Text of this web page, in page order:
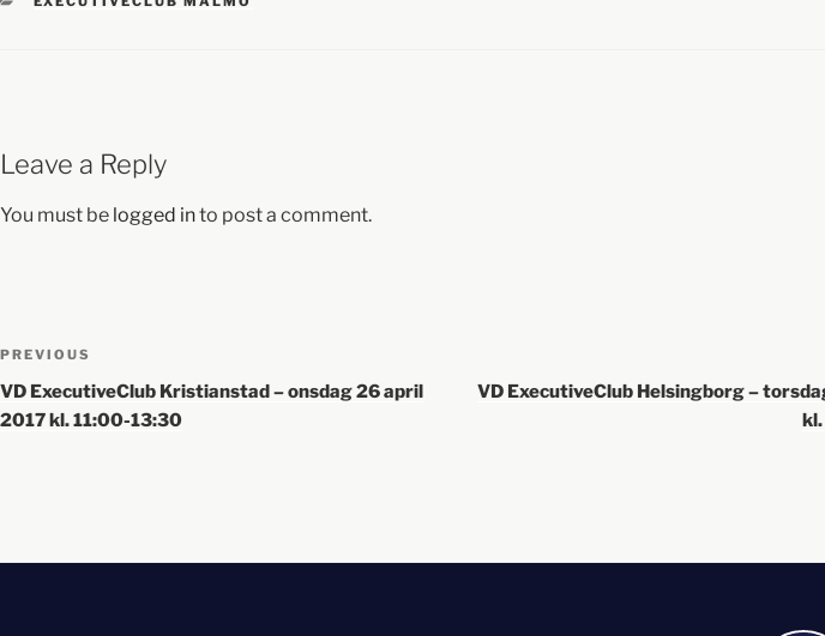
Leave a Reply
You must be logged into post a comment.
PREVIOUS
VD ExecutiveClub Kristianstad – onsdag 26 april
2017 kl. 11:00-13:30
VD ExecutiveClub Helsingborg –